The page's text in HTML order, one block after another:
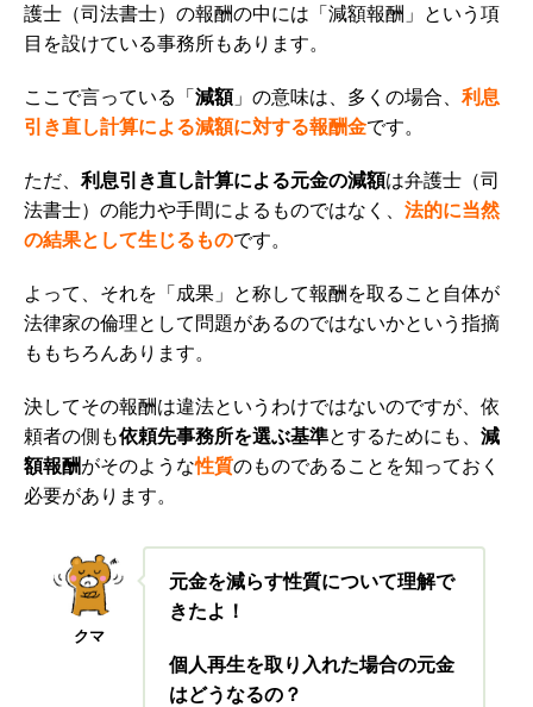
護士（司法書士）の報酬の中には「減額報酬」という項
目を設けている事務所もあります。
ここで言っている「 減額 」の意味は、多くの場合、 利息
引き直し計算による減額に対する報酬金です。
ただ、 利息引き直し計算による元金の減額は弁護士（司
法書士）の能力や手間によるものではなく、 法的に当然
の結果として生じるものです。
よって、それを「成果」と称して報酬を取ること自体が
法律家の倫理として問題があるのではないかという指摘
ももちろんあります。
決してその報酬は違法というわけではないのですが、依
頼者の側も依頼先事務所を選ぶ基準とするためにも、 減
額報酬がそのような性質のものであることを知っておく
必要があります。
クマ
元金を減らす性質について理解で
きたよ！
個人再生を取り入れた場合の元金
はどうなるの？